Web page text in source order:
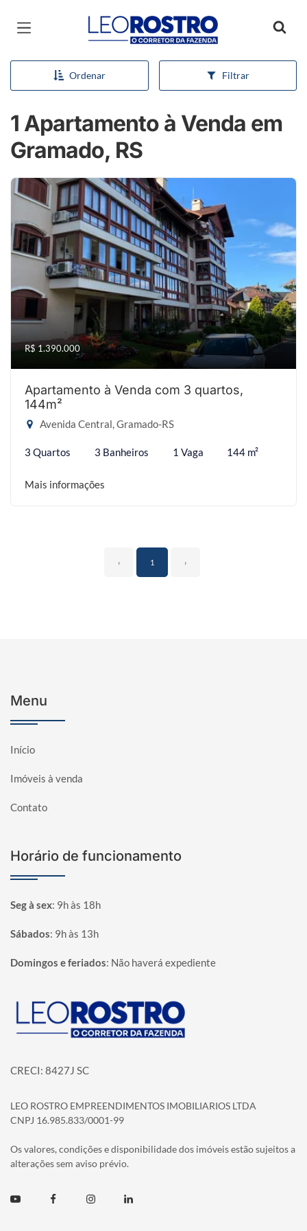
Página inicial
Ordenar Filtrar
1 Apartamento à Venda em
Gramado, RS
R$ 1.390.000
Apartamento à Venda com 3 quartos,
144m²
Avenida Central, Gramado-RS
3 Quartos 3 Banheiros 1 Vaga 144 m²
Mais informações
‹ 1 ›
Menu
Início
Imóveis à venda
Contato
Horário de funcionamento
Seg à sex: 9h às 18h
Sábados: 9h às 13h
Domingos e feriados: Não haverá expediente
Página inicial
CRECI: 8427J SC
LEO ROSTRO EMPREENDIMENTOS IMOBILIARIOS LTDA
CNPJ 16.985.833/0001-99
Os valores, condições e disponibilidade dos imóveis estão sujeitos a
alterações sem aviso prévio.
Youtube FacebookInstagramLinkedin